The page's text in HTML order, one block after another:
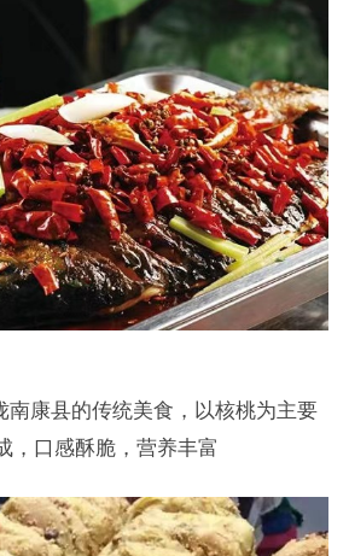
南康县的传统美食，以核桃为主要
，口感酥脆，营养丰富